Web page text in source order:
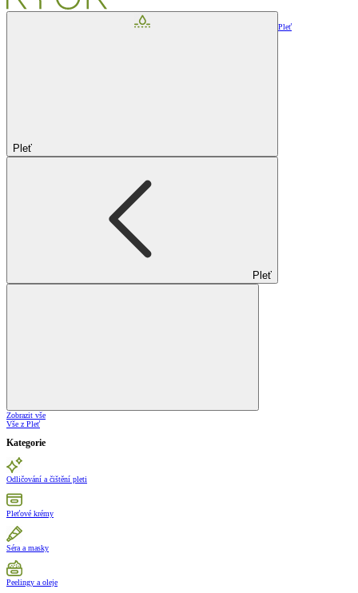
Pleť
Pleť
Pleť
Zobrazit vše
Vše z Pleť
Kategorie
Odličování a čištění pleti
Pleťové krémy
Séra a masky
Peelingy a oleje